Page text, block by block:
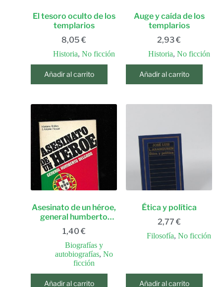
El tesoro oculto de los
templarios
8,05 €
Historia, No ficción
Añadir al carrito
Auge y caída de los
templarios
2,93€
Historia, No ficción
Añadir al carrito
Asesinato de un héroe,
general humberto
delgado (spanish
edition)
1,40 €
Biografías y
autobiografías, No
ficción
Añadir al carrito
Ética y política
2,77 €
Filosofía, No ficción
Añadir al carrito